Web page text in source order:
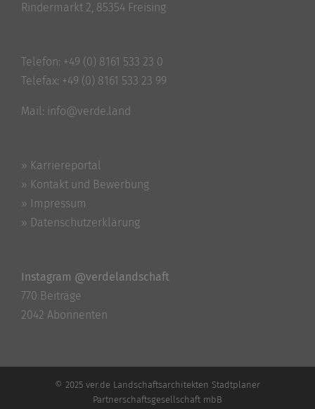
Rindermarkt 2, 85354 Freising
Telefon: +49 (0) 8161 533 23 0
Telefax: +49 (0) 8161 533 23 99
Mail: info@verde.land
» Karriereportal
» Kontakt und Bewerbung
» Impressum
» Datenschutzerklärung
Instagram @verdelandschaft
770 Beiträge
2042 Abonnenten
© 2025 ver.de Landschaftsarchitekten Stadtplaner
Partnerschaftsgesellschaft mbB